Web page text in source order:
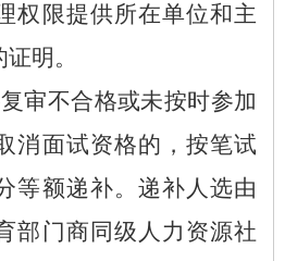
权限提供所在单位和主
明。
审不合格或未按时参加
消面试资格的，按笔试
等额递补。递补人选由
部门商同级人力资源社